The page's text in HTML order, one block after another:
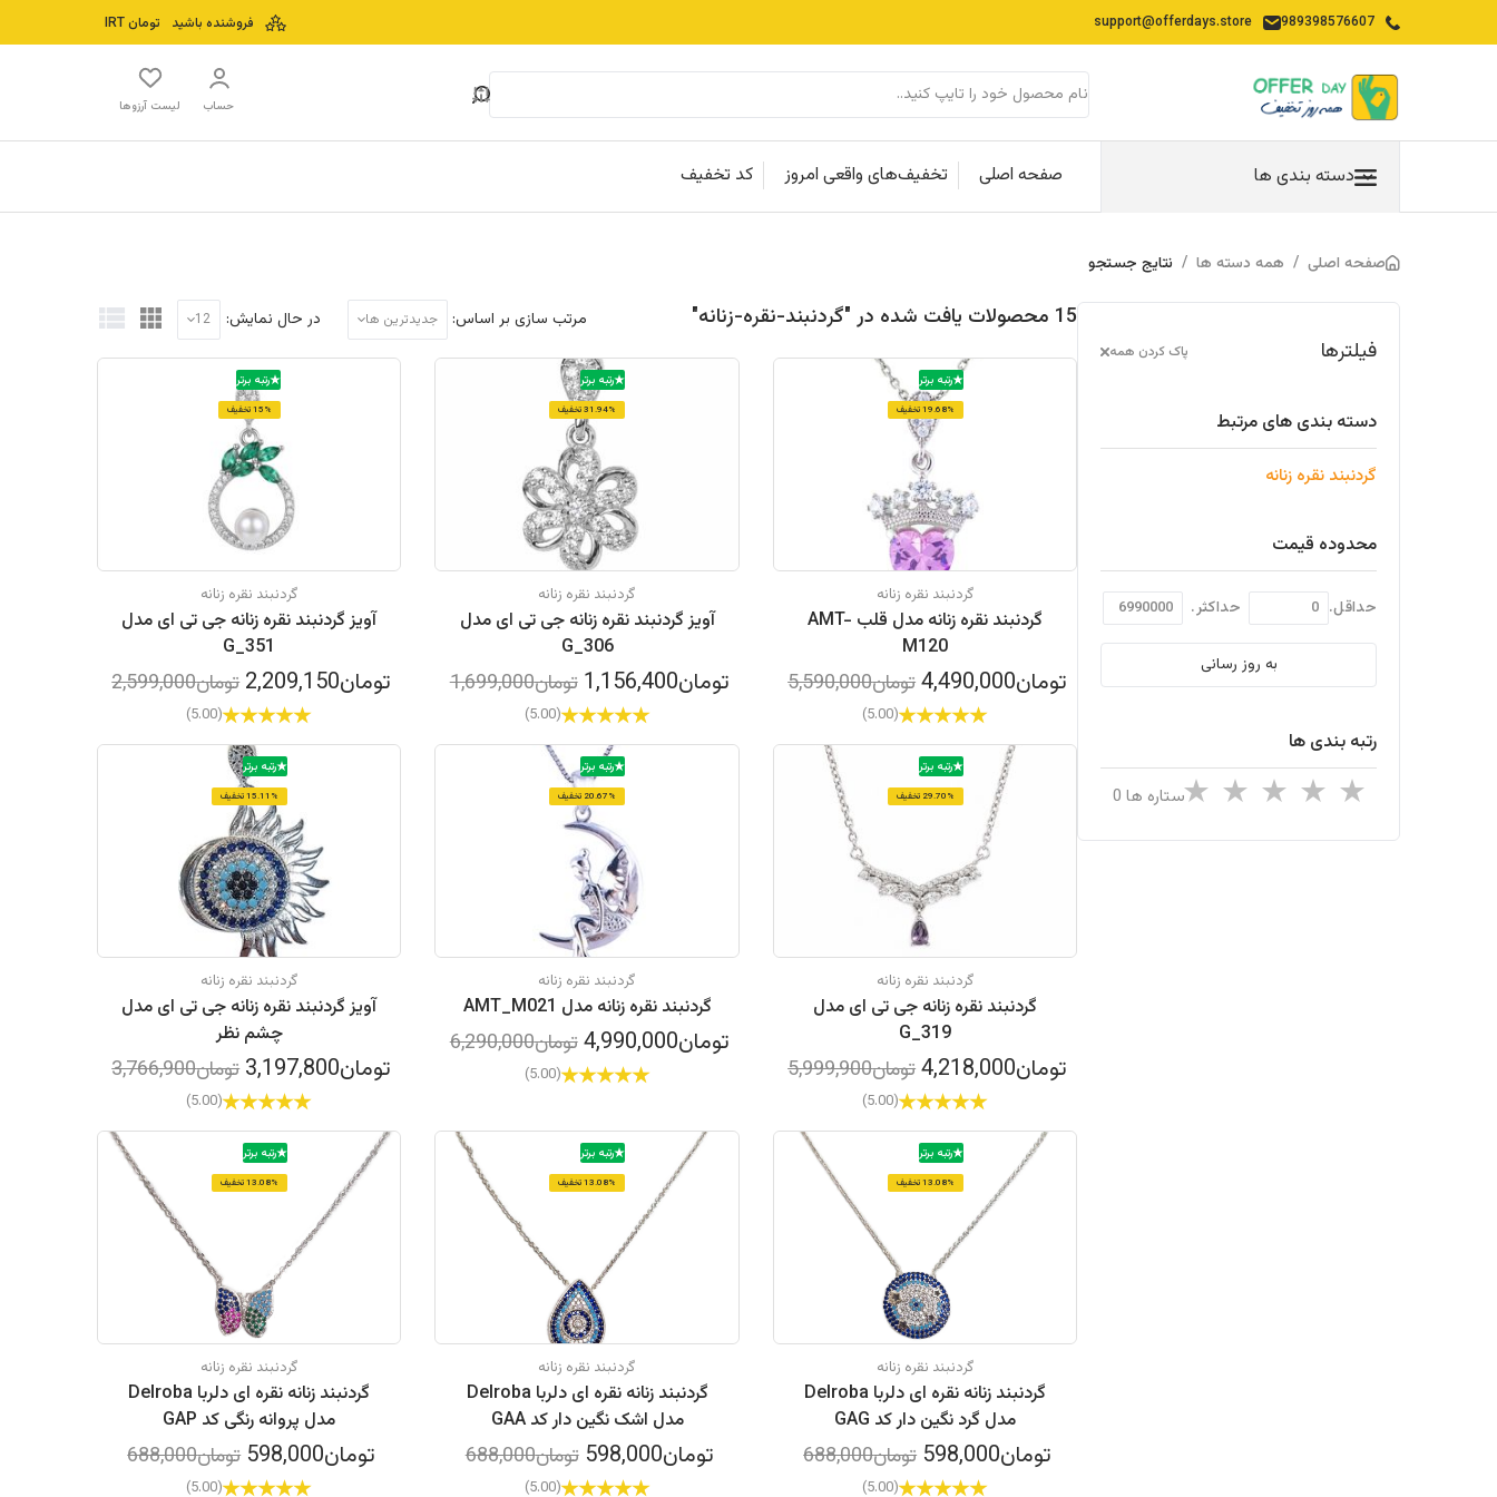
989398576607
support@offerdays.store فروشنده باشید تومان
حساب لیست آرزوها
دسته بندی ها صفحه اصلی تخفیف‌های واقعی امروز کد تخفیف
صفحه اصلی / همه دسته ها / نتایج جستجو
فیلترها پاک کردن همه
دسته بندی های مرتبط
گردنبند نقره زنانه
محدوده قیمت
حداقل. حداکثر.
به روز رسانی
رتبه بندی ها
ستاره ها
15 محصولات یافت شده در "گردنبند-نقره-زنانه" مرتب سازی بر اساس: جدیدترین ها در حال نمایش: 12
رتبه برتر
19.68% تخفیف
گردنبند نقره زنانه
گردنبند نقره زنانه مدل قلب AMT-
M120
تومان4,490,000 تومان5,590,000
(5.00)
رتبه برتر
31.94% تخفیف
گردنبند نقره زنانه
آویز گردنبند نقره زنانه جی تی ای مدل
G_306
تومان1,156,400 تومان1,699,000
(5.00)
رتبه برتر
15% تخفیف
گردنبند نقره زنانه
آویز گردنبند نقره زنانه جی تی ای مدل
G_351
تومان2,209,150 تومان2,599,000
(5.00)
رتبه برتر
29.70% تخفیف
گردنبند نقره زنانه
گردنبند نقره زنانه جی تی ای مدل
G_319
تومان4,218,000 تومان5,999,900
(5.00)
رتبه برتر
20.67% تخفیف
گردنبند نقره زنانه
گردنبند نقره زنانه مدل AMT_M021
تومان4,990,000 تومان6,290,000
(5.00)
رتبه برتر
15.11% تخفیف
گردنبند نقره زنانه
آویز گردنبند نقره زنانه جی تی ای مدل
چشم نظر
تومان3,197,800 تومان3,766,900
(5.00)
رتبه برتر
13.08% تخفیف
گردنبند نقره زنانه
گردنبند زنانه نقره ای دلربا Delroba
مدل گرد نگین دار کد GAG
تومان598,000 تومان688,000
(5.00)
رتبه برتر
13.08% تخفیف
گردنبند نقره زنانه
گردنبند زنانه نقره ای دلربا Delroba
مدل اشک نگین دار کد GAA
تومان598,000 تومان688,000
(5.00)
رتبه برتر
13.08% تخفیف
گردنبند نقره زنانه
گردنبند زنانه نقره ای دلربا Delroba
مدل پروانه رنگی کد GAP
تومان598,000 تومان688,000
(5.00)